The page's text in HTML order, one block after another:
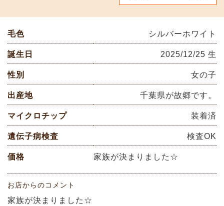
毛色 シルバーホワイト
誕生日 2025/12/25 生
性別 女の子
出産地 千葉県が故郷です。
マイクロチップ 装着済
遺伝子病検査 検査OK
価格 家族が決まりました☆
お店からのコメント
家族が決まりました☆